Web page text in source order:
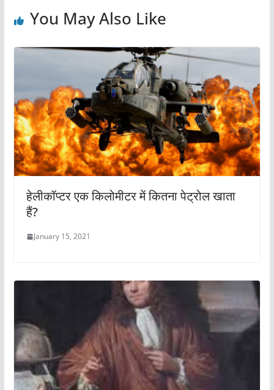
k
You May Also Like
हेलीकॉप्टर एक किलोमीटर में कितना पेट्रोल खाता
हैं?
January 15, 2021